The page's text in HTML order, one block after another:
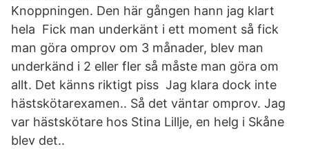
Knoppningen. Den här gången hann jag klart
hela Fick man underkänt i ett moment så fick
man göra omprov om 3 månader, blev man
underkänd i 2 eller fler så måste man göra om
allt. Det känns riktigt piss Jag klara dock inte
hästskötarexamen.. Så det väntar omprov. Jag
var hästskötare hos Stina Lillje, en helg i Skåne
blev det..